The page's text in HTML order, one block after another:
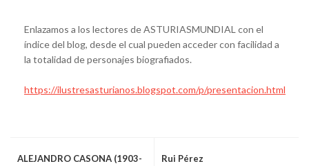
Enlazamos a los lectores de ASTURIASMUNDIAL con el
índice del blog, desde el cual pueden acceder con facilidad a
la totalidad de personajes biografiados.
https://ilustresasturianos.blogspot.com/p/presentacion.html
ALEJANDRO CASONA (1903-
Rui Pérez